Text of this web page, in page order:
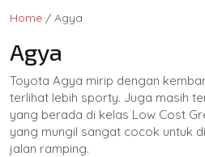
Home / Agya
Agya
Toyota Agya mirip dengan
terlihat lebih sporty. Juga masih
yang berada di kelas Low Cost
yang mungil sangat cocok untuk
jalan ramping.